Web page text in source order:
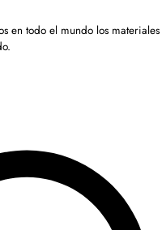
en todo el mundo los